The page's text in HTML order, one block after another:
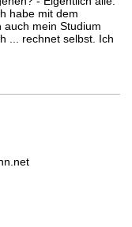
habe mit dem
mein Studium
... rechnet selbst. Ich